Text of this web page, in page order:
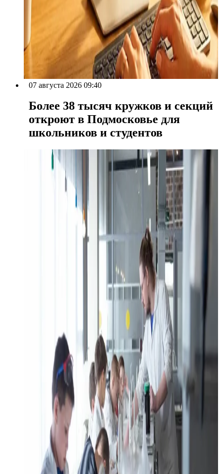
07 августа 2026 09:40
Более 38 тысяч кружков и секций
откроют в Подмосковье для
школьников и студентов